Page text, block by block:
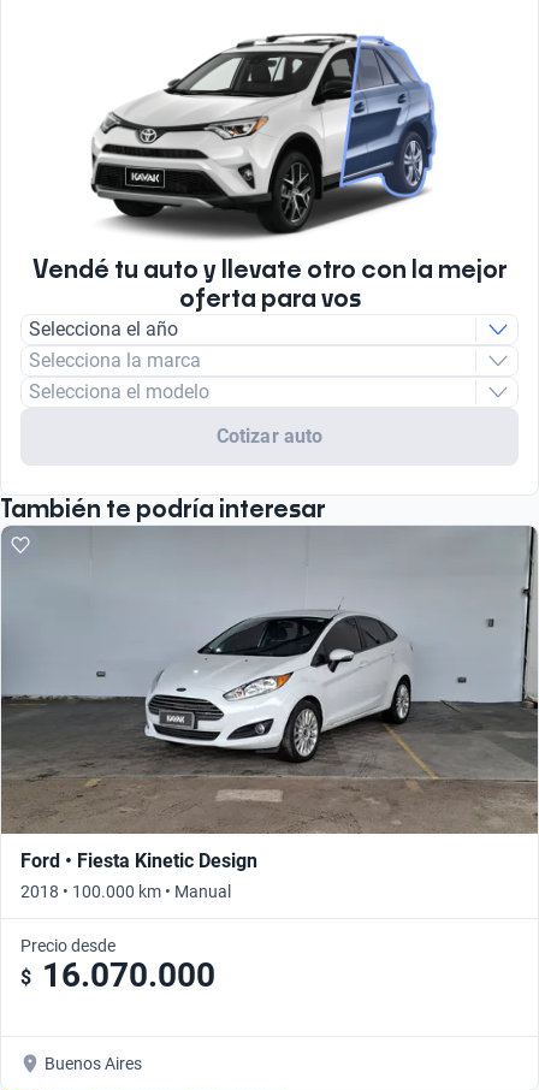
Vendé tu auto y llevate otro con la mejor
oferta para vos
Selecciona el año
Selecciona la marca
Selecciona el modelo
Cotizar auto
También te podría interesar
Ford • Fiesta Kinetic Design
2018 • 100.000 km • Manual
Precio desde
$ 16.070.000
Buenos Aires